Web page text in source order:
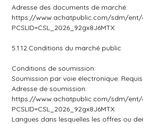
Adresse des documents de marché:
https://www.achatpublic.com/sdm/
PCSLID=CSL_2026_92gx8J6MTX
5.1.12.Conditions du marché public
Conditions de soumission:
Soumission par voie électronique:
Adresse de soumission:
https://www.achatpublic.com/sdm/
PCSLID=CSL_2026_92gx8J6MTX
Langues dans lesquelles les offres ou